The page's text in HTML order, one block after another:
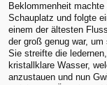
Beklommenheit
Schauplatz und folgte
einem der ältesten
der groß genug war,
Sie streifte die
kristallklare Wasser,
anzustauen und nun